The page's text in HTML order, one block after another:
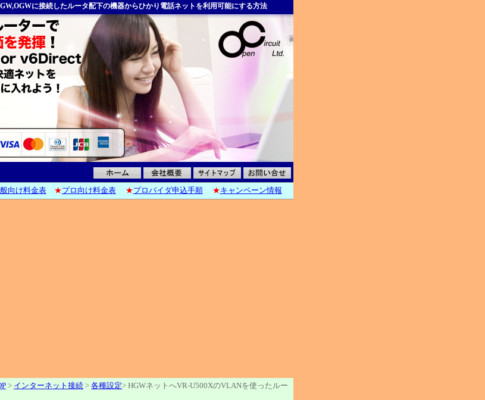
に接続したルータ配下の機器からひかり電話ネットを利用可能にする方法
向け料金表 ★プロ向け料金表 ★プロバイダ申込手順 ★キャンペーン情報
> インターネット接続 > 各種設定> HGWネットへVR-U500XのVLANを使ったルー